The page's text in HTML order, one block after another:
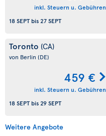
inkl. Steuern u. Gebühren
18 SEPTbis27 SEPT
Toronto (CA)
von Berlin (DE)
459 €
inkl. Steuern u. Gebühren
18 SEPTbis29 SEPT
Weitere Angebote